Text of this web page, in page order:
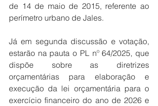
de 14 de maio de 2015, referente ao
perímetro urbano de Jales.
Já em segunda discussão e votação,
estarão na pauta o PL nº 64/2025, que
dispõe sobre as diretrizes
orçamentárias para elaboração e
execução da lei orçamentária para o
exercício financeiro do ano de 2026 e